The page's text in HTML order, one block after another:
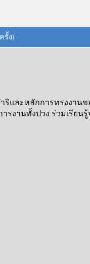
รั้ง)
และหลักการทรงงาน
งานทั้งปวง ร่วมเรีย